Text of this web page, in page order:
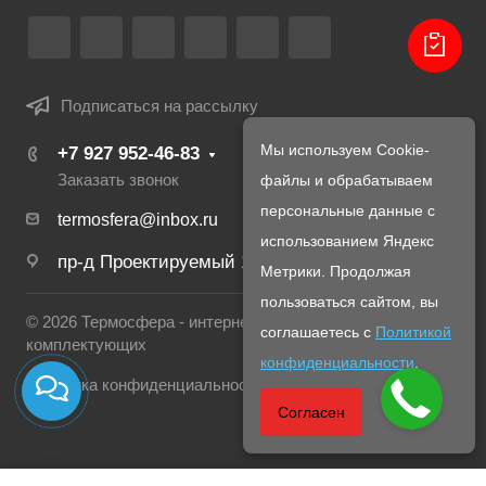
Подписаться на рассылку
+7 927 952-46-83
Заказать звонок
termosfera@inbox.ru
пр-д Проектируемый 1980-й, д. 4
© 2026 Термосфера - интернет магазин печей и
комплектующих
Политика конфиденциальности
Мы используем Cookie-
файлы и обрабатываем
персональные данные с
использованием Яндекс
Метрики. Продолжая
пользоваться сайтом, вы
соглашаетесь с Политикой
конфиденциальности
Согласен